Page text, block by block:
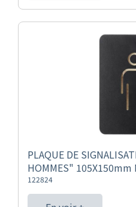
PLAQUE DE
HOMMES" 105X150mm
122824